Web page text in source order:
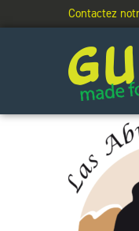
Contactez